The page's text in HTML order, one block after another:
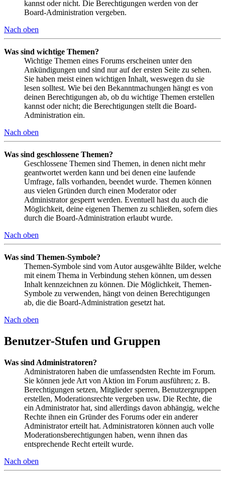
kannst oder nicht. Die Berechtigungen werden von der
Board-Administration vergeben.
Nach oben
Was sind wichtige Themen?
Wichtige Themen eines Forums erscheinen unter den
Ankündigungen und sind nur auf der ersten Seite zu sehen.
Sie haben meist einen wichtigen Inhalt, weswegen du sie
lesen solltest. Wie bei den Bekanntmachungen hängt es von
deinen Berechtigungen ab, ob du wichtige Themen erstellen
kannst oder nicht; die Berechtigungen stellt die Board-
Administration ein.
Nach oben
Was sind geschlossene Themen?
Geschlossene Themen sind Themen, in denen nicht mehr
geantwortet werden kann und bei denen eine laufende
Umfrage, falls vorhanden, beendet wurde. Themen können
aus vielen Gründen durch einen Moderator oder
Administrator gesperrt werden. Eventuell hast du auch die
Möglichkeit, deine eigenen Themen zu schließen, sofern dies
durch die Board-Administration erlaubt wurde.
Nach oben
Was sind Themen-Symbole?
Themen-Symbole sind vom Autor ausgewählte Bilder, welche
mit einem Thema in Verbindung stehen können, um dessen
Inhalt kennzeichnen zu können. Die Möglichkeit, Themen-
Symbole zu verwenden, hängt von deinen Berechtigungen
ab, die die Board-Administration gesetzt hat.
Nach oben
Benutzer-Stufen und Gruppen
Was sind Administratoren?
Administratoren haben die umfassendsten Rechte im Forum.
Sie können jede Art von Aktion im Forum ausführen; z. B.
Berechtigungen setzen, Mitglieder sperren, Benutzergruppen
erstellen, Moderationsrechte vergeben usw. Die Rechte, die
ein Administrator hat, sind allerdings davon abhängig, welche
Rechte ihnen ein Gründer des Forums oder ein anderer
Administrator erteilt hat. Administratoren können auch volle
Moderationsberechtigungen haben, wenn ihnen das
entsprechende Recht erteilt wurde.
Nach oben